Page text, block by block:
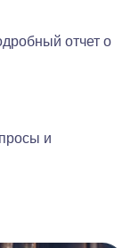
отчет о
и